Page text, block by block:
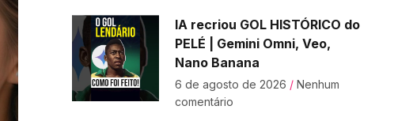
IA recriou GOL HISTÓRICO do
PELÉ | Gemini Omni, Veo,
Nano Banana
6 de agosto de 2026 Nenhum
comentário